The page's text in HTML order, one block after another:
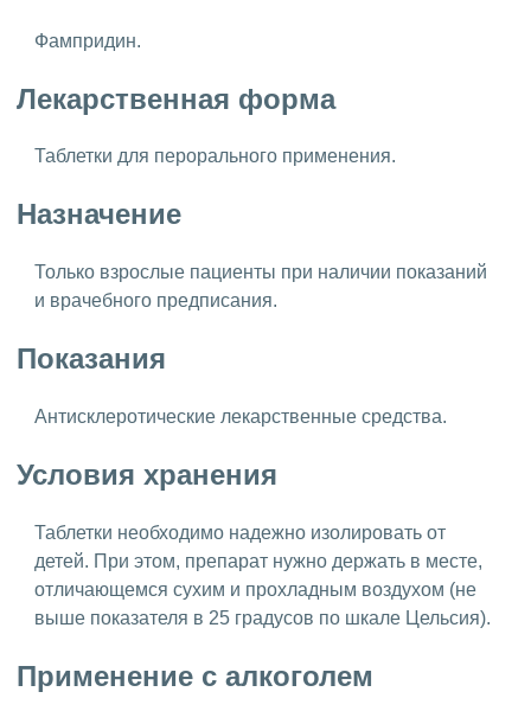
Фампридин.
Лекарственная форма
Таблетки для перорального применения.
Назначение
Только взрослые пациенты при наличии показаний
и врачебного предписания.
Показания
Антисклеротические лекарственные средства.
Условия хранения
Таблетки необходимо надежно изолировать от
детей. При этом, препарат нужно держать в месте,
отличающемся сухим и прохладным воздухом (не
выше показателя в 25 градусов по шкале Цельсия).
Применение с алкоголем